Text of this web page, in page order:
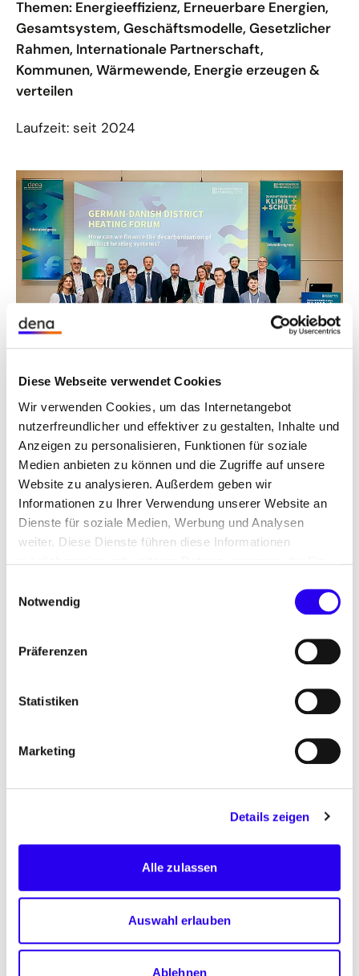
Diese Webseite verwendet Cookies
Wir verwenden Cookies, um das Internetangebot
nutzerfreundlicher und effektiver zu gestalten, Inhalte und
Anzeigen zu personalisieren, Funktionen für soziale
Medien anbieten zu können und die Zugriffe auf unsere
Website zu analysieren. Außerdem geben wir
Informationen zu Ihrer Verwendung unserer Website an
Dienste für soziale Medien, Werbung und Analysen
weiter. Diese Dienste führen diese Informationen
Nutzung der Dienste gesammelt haben.
Notwendig
Präferenzen
Statistiken
Marketing
Details zeigen
Alle zulassen
Auswahl erlauben
Ablehnen
Themen: Energieeffizienz, Erneuerbare Energien,
Gesamtsystem, Geschäftsmodelle, Gesetzlicher
Rahmen, Internationale Partnerschaft,
Kommunen, Wärmewende, Energie erzeugen &
verteilen
Laufzeit: seit 2024
Unsere Aufgabe
Der Ausbau und die Dekarbonisierung von
Wärmenetzen in Dänemark ist bereits erfolgreich
vorangeschritten. Deutschland und Dänemark
wollen ihre Zusammenarbeit verstärken und
vielfache Synergien im Wärmebereich schöpfen,
um eine zukunftssichere Energieversorgung zu
gewährleisten. So bauen auch die dena und die
kontinuierlich aus. Langfristiges Ziel ist es, eine
gemeinsame Plattform zu schaffen. Auf dieser soll
Vernetzung relevanter Stakeholder stattfinden.
© Photothek
Unser Ansatz
Im Fokus des German-Danish District Heating